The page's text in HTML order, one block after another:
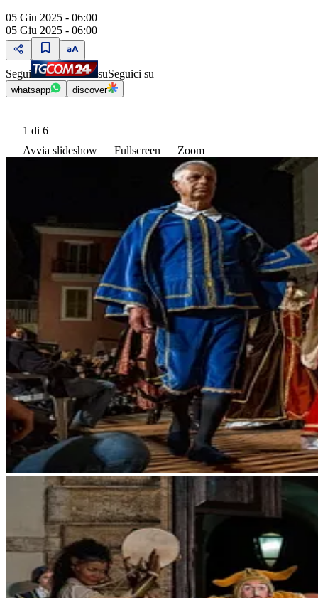
05 Giu 2025 - 06:00
05 Giu 2025 - 06:00
Segui suSeguici su
whatsapp discover
1 di 6
Avvia slideshow
Fullscreen Zoom